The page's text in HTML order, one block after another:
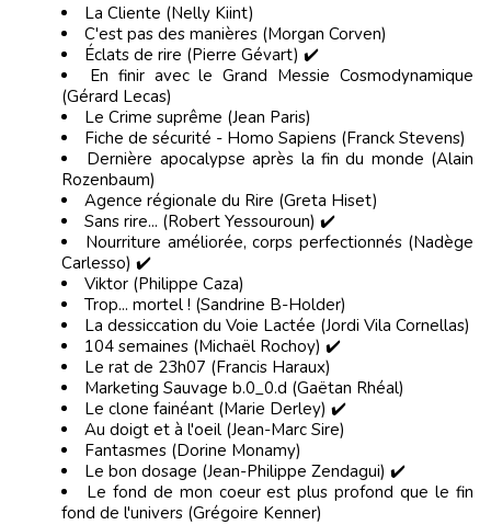
La Cliente (Nelly Kiint)
C'est pas des manières (Morgan Corven)
Éclats de rire (Pierre Gévart) ✔️
En finir avec le Grand Messie Cosmodynamique
(Gérard Lecas)
Le Crime suprême (Jean Paris)
Fiche de sécurité - Homo Sapiens (Franck Stevens)
Dernière apocalypse après la fin du monde (Alain
Rozenbaum)
Agence régionale du Rire (Greta Hiset)
Sans rire... (Robert Yessouroun) ✔️
Nourriture améliorée, corps perfectionnés (Nadège
Carlesso) ✔️
Viktor (Philippe Caza)
Trop... mortel ! (Sandrine B-Holder)
La dessiccation du Voie Lactée (Jordi Vila Cornellas)
104 semaines (Michaël Rochoy) ✔️
Le rat de 23h07 (Francis Haraux)
Marketing Sauvage b.0_0.d (Gaëtan Rhéal)
Le clone fainéant (Marie Derley) ✔️
Au doigt et à l'oeil (Jean-Marc Sire)
Fantasmes (Dorine Monamy)
Le bon dosage (Jean-Philippe Zendagui) ✔️
Le fond de mon coeur est plus profond que le fin
fond de l'univers (Grégoire Kenner)